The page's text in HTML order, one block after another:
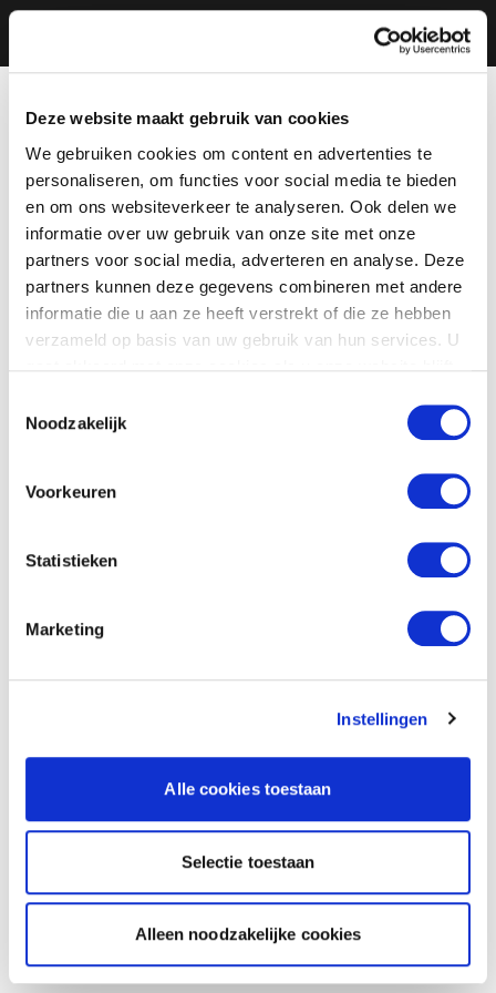
Deze website maakt gebruik van cookies
We gebruiken cookies om content en advertenties te
personaliseren, om functies voor social media te bieden
en om ons websiteverkeer te analyseren. Ook delen we
informatie over uw gebruik van onze site met onze
partners voor social media, adverteren en analyse. Deze
partners kunnen deze gegevens combineren met andere
informatie die u aan ze heeft verstrekt of die ze hebben
verzameld op basis van uw gebruik van hun services. U
Noodzakelijk
Voorkeuren
Statistieken
Marketing
Instellingen
Alle cookies toestaan
Selectie toestaan
Alleen noodzakelijke cookies